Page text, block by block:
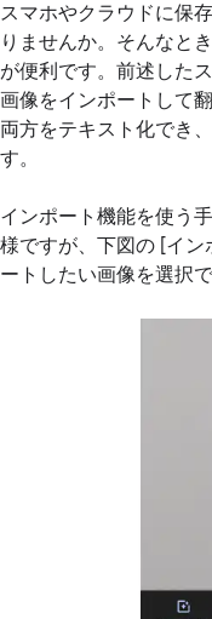
スマホやクラウドに保
りませんか。そんなと
が便利です。前述した
画像をインポートして
両方をテキスト化でき
す。
インポート機能を使う
様ですが、下図の [イ
ートしたい画像を選択